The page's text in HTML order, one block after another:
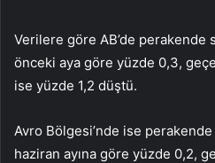
Verilere göre AB’de perakende
önceki aya göre yüzde 0,3,
ise yüzde 1,2 düştü.
Avro Bölgesi’nde ise
haziran ayına göre yüzde 0,2,